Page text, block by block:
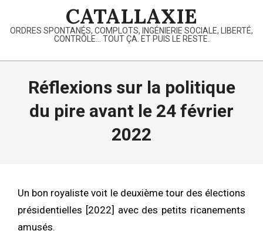
content
CATALLAXIE
ORDRES SPONTANÉS, COMPLOTS, INGÉNIERIE SOCIALE, LIBERTÉ,
CONTRÔLE… TOUT ÇA. ET PUIS LE RESTE.
Primary
Réflexions sur la politique
du pire avant le 24 février
2022
Un bon royaliste voit le deuxième tour des élections
présidentielles [2022] avec des petits ricanements
amusés.